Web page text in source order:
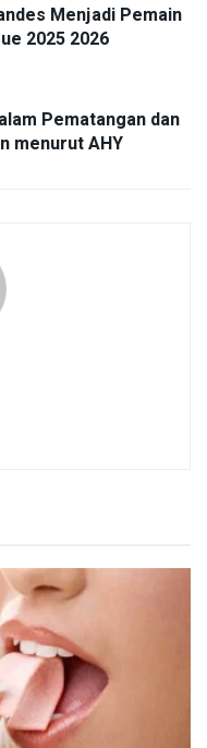
Menjadi Pemain
2025 2026
Pematangan dan
menurut AHY